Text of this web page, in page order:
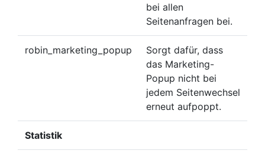
bei allen
Seitenanfragen bei.
robin_marketing_popup
Sorgt dafür, dass
das Marketing-
Popup nicht bei
jedem Seitenwechsel
erneut aufpoppt.
Statistik